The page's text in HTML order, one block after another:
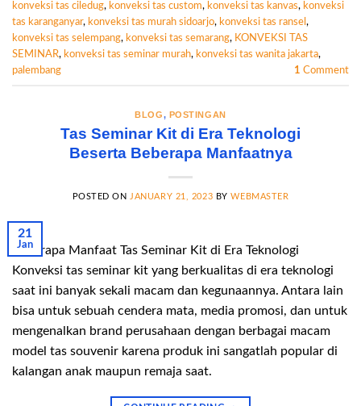
konveksi tas ciledug, konveksi tas custom, konveksi tas kanvas, konveksi
tas karanganyar, konveksi tas murah sidoarjo, konveksi tas ransel ,
konveksi tas selempang, konveksi tas semarang, KONVEKSI TAS
SEMINAR, konveksi tas seminar murah, konveksi tas wanita jakarta,
palembang
1 Comment
BLOG, POSTINGAN
Tas Seminar Kit di Era Teknologi
Beserta Beberapa Manfaatnya
POSTED ON JANUARY 21, 2023 BYWEBMASTER
21
Jan
Beberapa Manfaat Tas Seminar Kit di Era Teknologi
Konveksi tas seminar kit yang berkualitas di era teknologi
saat ini banyak sekali macam dan kegunaannya. Antara lain
bisa untuk sebuah cendera mata, media promosi, dan untuk
mengenalkan brand perusahaan dengan berbagai macam
model tas souvenir karena produk ini sangatlah popular di
kalangan anak maupun remaja saat.